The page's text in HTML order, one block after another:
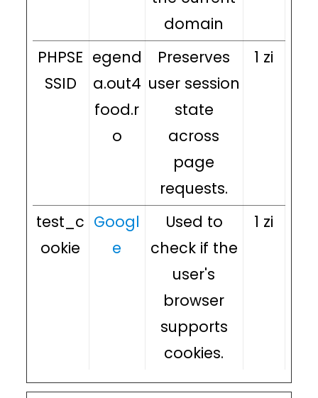
domain
PHPSE
SSID
egend
a.out4
food.r
o
Preserves
user session
state
across
page
requests.
1 zi
test_c
ookie
Googl
e
Used to
check if the
user's
browser
supports
cookies.
1 zi